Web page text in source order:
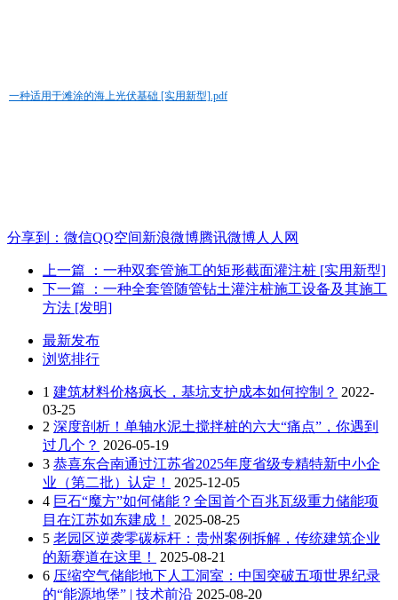
一种适用于滩涂的海上光伏基础 [实用新型].pdf
分享到： 微信QQ空间新浪微博腾讯微博人人网
上一篇
：一种双套管施工的矩形截面灌注桩 [实用新型]
下一篇
：一种全套管随管钻土灌注桩施工设备及其施工
方法 [发明]
最新发布
浏览排行
1 建筑材料价格疯长，基坑支护成本如何控制？ 2022-
03-25
2 深度剖析！单轴水泥土搅拌桩的六大“痛点”，你遇到
过几个？ 2026-05-19
3 恭喜东合南通过江苏省2025年度省级专精特新中小企
业（第二批）认定！
2025-12-05
4 巨石“魔方”如何储能？全国首个百兆瓦级重力储能项
目在江苏如东建成！
2025-08-25
5 老园区逆袭零碳标杆：贵州案例拆解，传统建筑企业
的新赛道在这里！
2025-08-21
6 压缩空气储能地下人工洞室：中国突破五项世界纪录
的“能源地堡” | 技术前沿 2025-08-20